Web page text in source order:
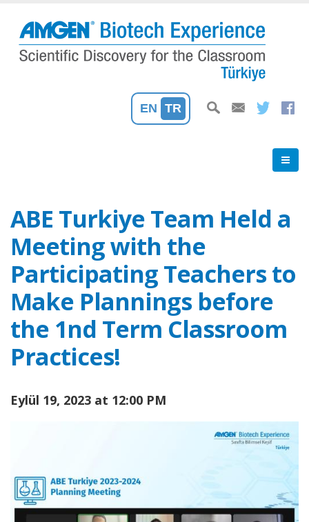
içeriğe
atla
EN TR
ABE Turkiye Team Held a
Meeting with the
Participating Teachers to
Make Plannings before
the 1nd Term Classroom
Practices!
Eylül 19, 2023 at 12:00 PM